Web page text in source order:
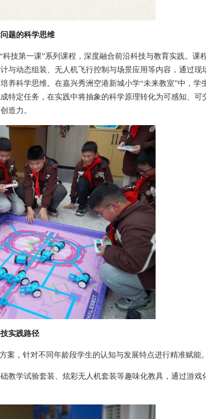
题的科学思维
技第一课”系列课程，深度融合前沿科技与教育实践。课
与动态组装、无人机飞行控制与场景应用等内容，通过现
养科学思维。在嘉兴秀洲空港新城小学“未来教室”中，学
特定任务，在实践中将抽象的科学原理转化为可感知、可
造力。
实践路径
案，针对不同年龄段学生的认知与发展特点进行精准赋能
教学试验套装、炫彩无人机套装等趣味化教具，通过游戏